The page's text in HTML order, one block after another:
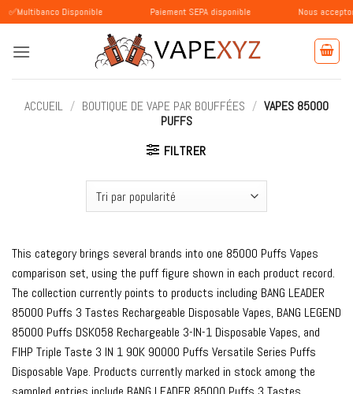
Passer
au
contenu
Disponible Paiement SEPA disponible Nous acceptons les
ACCUEIL / BOUTIQUE DE VAPE PAR BOUFFÉES / VAPES 85000
PUFFS
FILTRER
This category brings several brands into one 85000 Puffs Vapes
comparison set, using the puff figure shown in each product record.
The collection currently points to products including BANG LEADER
85000 Puffs 3 Tastes Rechargeable Disposable Vapes, BANG LEGEND
85000 Puffs DSK058 Rechargeable 3-IN-1 Disposable Vapes, and
FIHP Triple Taste 3 IN 1 90K 90000 Puffs Versatile Series Puffs
Disposable Vape. Products currently marked in stock among the